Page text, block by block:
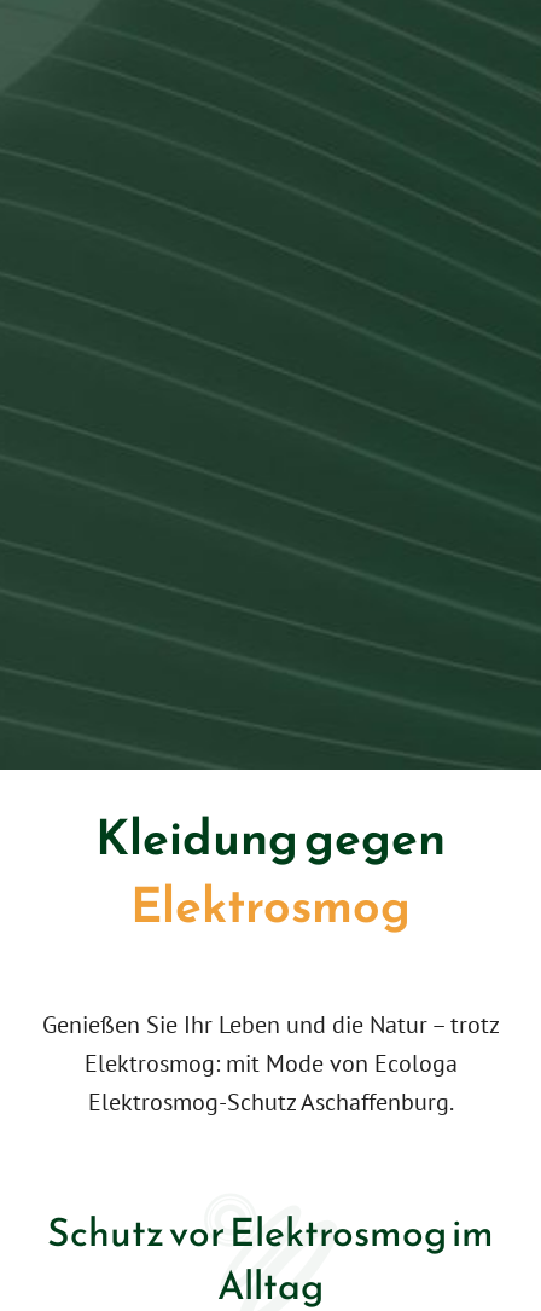
Kleidung gegen
Elektro­smog
Genießen Sie Ihr Leben und die Natur – trotz
Elektrosmog: mit Mode von Ecologa
Elektrosmog-Schutz Aschaffenburg.
Schutz vor Elektrosmog im
Alltag